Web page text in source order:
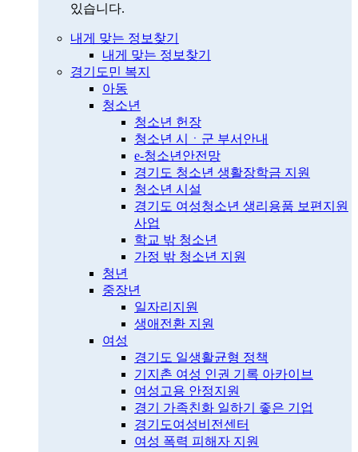
있습니다.
내게 맞는 정보찾기
내게 맞는 정보찾기
경기도민 복지
아동
청소년
청소년 헌장
청소년 시ㆍ군 부서안내
e-청소년안전망
경기도 청소년 생활장학금 지원
청소년 시설
경기도 여성청소년 생리용품 보편지원
사업
학교 밖 청소년
가정 밖 청소년 지원
청년
중장년
일자리지원
생애전환 지원
여성
경기도 일생활균형 정책
기지촌 여성 인권 기록 아카이브
여성고용 안정지원
경기 가족친화 일하기 좋은 기업
경기도여성비전센터
여성 폭력 피해자 지원